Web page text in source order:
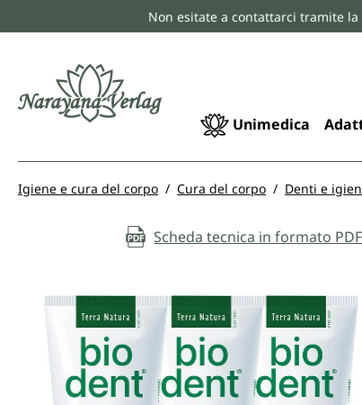
Passa alla navigazione principale
Non esitate a contattarci tramite
Unimedica
Igiene e cura del corpo Cura del corpo Denti e
Scheda tecnica in formato PDF